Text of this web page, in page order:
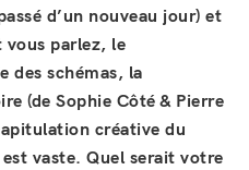
d’un nouveau jour) et
vous parlez, le
des schémas, la
(de Sophie Côté & Pierre
créative du
vaste. Quel serait votre